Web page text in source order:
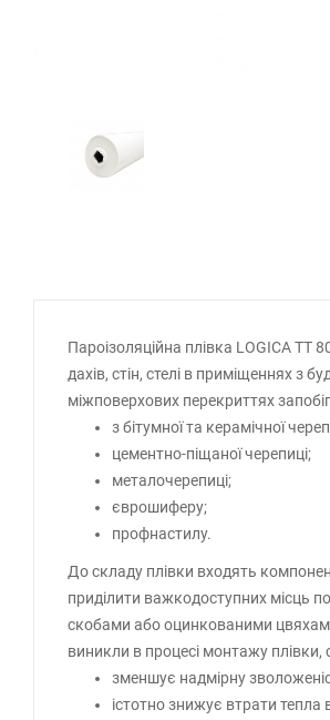
Пароізоляційна плівка LOGICA
дахів, стін, стелі в приміщеннях з
міжповерхових перекриттях
з бітумної та керамічної
цементно-піщаної черепиці;
металочерепиці;
єврошиферу;
профнастилу.
До складу плівки входять
приділити важкодоступних місць
скобами або оцинкованими
виникли в процесі монтажу плівки,
зменшує надмірну
істотно знижує втрати тепла